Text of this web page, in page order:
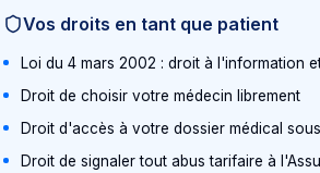
Vos droits en tant que patient
Loi du 4 mars 2002 : droit à l'information
Droit de choisir votre médecin librement
Droit d'accès à votre dossier médical
Droit de signaler tout abus tarifaire à